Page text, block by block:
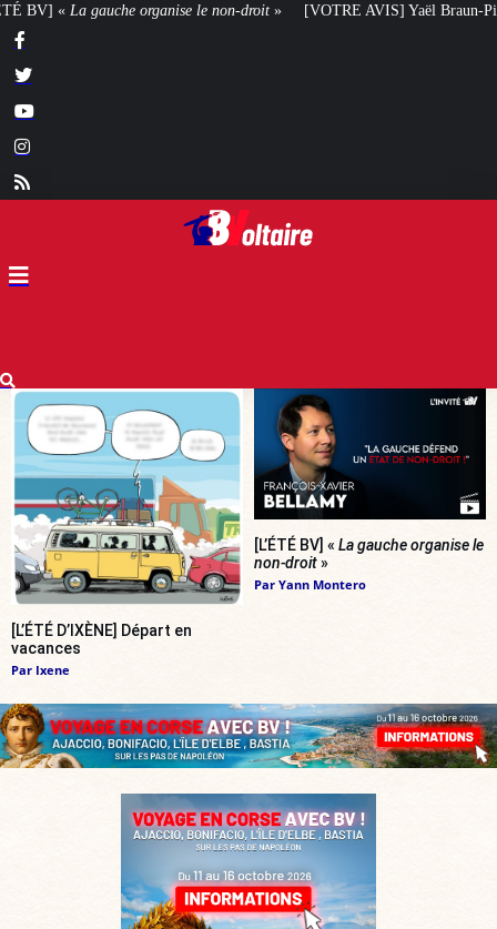
droit» [VOTRE AVIS] Yaël Braun-Pivet doit-elle renoncer à son projet
[L’ÉTÉ D’IXÈNE] Départ en
vacances
Par Ixene
[L’ÉTÉ BV] « La gauche organise le
non-droit»
Par Yann Montero